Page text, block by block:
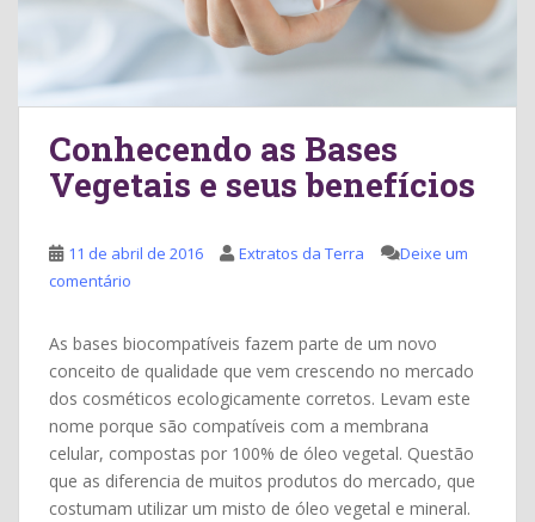
Conhecendo as Bases
Vegetais e seus benefícios
11 de abril de 2016 Extratos da Terra
Deixe um
comentário
As bases biocompatíveis fazem parte de um novo
conceito de qualidade que vem crescendo no mercado
dos cosméticos ecologicamente corretos. Levam este
nome porque são compatíveis com a membrana
celular, compostas por 100% de óleo vegetal. Questão
que as diferencia de muitos produtos do mercado, que
costumam utilizar um misto de óleo vegetal e mineral.